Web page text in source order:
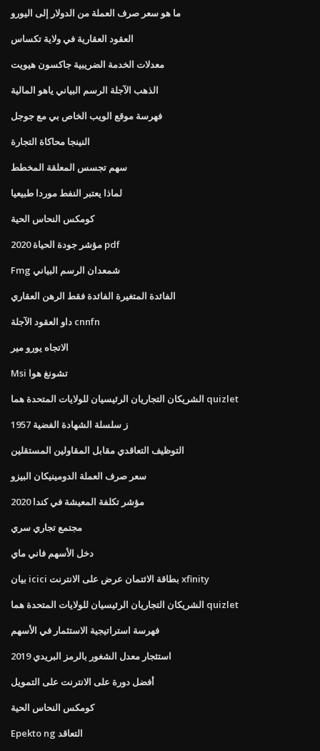
ما هو سعر صرف العملة من الدولار إلى اليورو
العقود العقارية في ولاية تكساس
معدلات الخدمة الضريبية جاكسون هيويت
الذهب الآجلة الرسم البياني ياهو المالية
فهرسة موقع الويب الخاص بي مع جوجل
النينجا محاكاة التجارة
سهم تجسس المعلقة المخطط
لماذا يعتبر النفط موردا طبيعيا
كومكس النحاس الحية
مؤشر جودة الحياة 2020 pdf
Fmg شمعدان الرسم البياني
الفائدة المتغيرة الفائدة فقط الرهن العقاري
داو العقود الآجلة cnnfn
الاتجاه يورو مير
Msi تشونغ هوا
الشريكان التجاريان الرئيسيان للولايات المتحدة هما quizlet
1957 ز سلسلة الشهادة الفضية
التوظيف التعاقدي مقابل المقاولين المستقلين
سعر صرف العملة الدومينيكان البيزو
مؤشر تكلفة المعيشة في كندا 2020
مجتمع تجاري سري
دخل الأسهم فاني ماي
بيان icici بطاقة الائتمان عرض على الانترنت xfinity
الشريكان التجاريان الرئيسيان للولايات المتحدة هما quizlet
فهرسة استراتيجية الاستثمار في الأسهم
استئجار معدل الشغور بالرمز البريدي 2019
أفضل دورة على الانترنت على التمويل
كومكس النحاس الحية
Epekto ng التعاقد